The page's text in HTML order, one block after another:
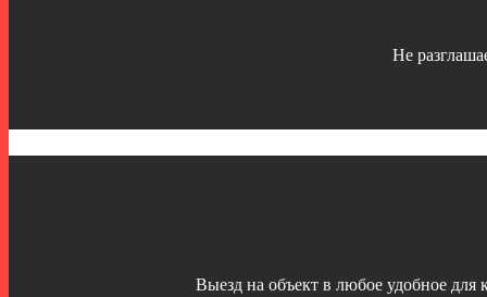
Не
Выезд на объект в любое удобное для